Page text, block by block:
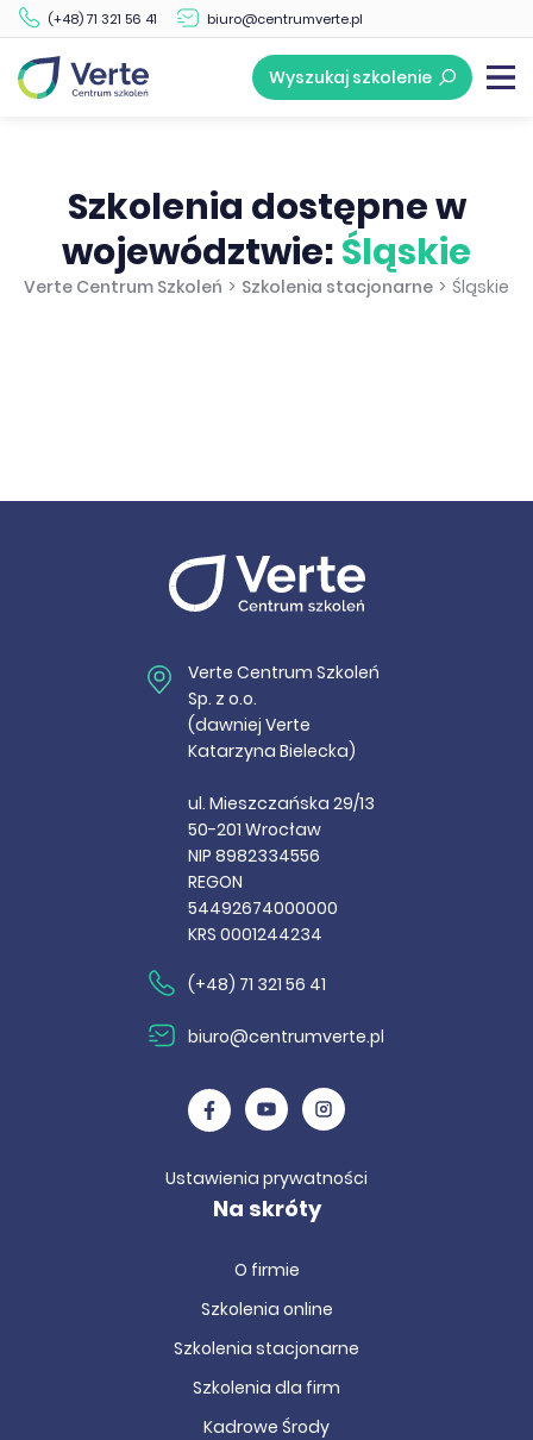
(+48) 71 321 56 41 biuro@centrumverte.pl
Wyszukaj szkolenie
Szkolenia dostępne w
województwie:Śląskie
Verte Centrum Szkoleń > Szkolenia stacjonarne > Śląskie
Verte Centrum Szkoleń
Sp. z o.o.
(dawniej Verte
Katarzyna Bielecka)
ul. Mieszczańska 29/13
50-201 Wrocław
NIP 8982334556
REGON
54492674000000
KRS 0001244234
(+48) 71 321 56 41
biuro@centrumverte.pl
Ustawienia prywatności
Na skróty
O firmie
Szkolenia online
Szkolenia stacjonarne
Szkolenia dla firm
Kadrowe Środy